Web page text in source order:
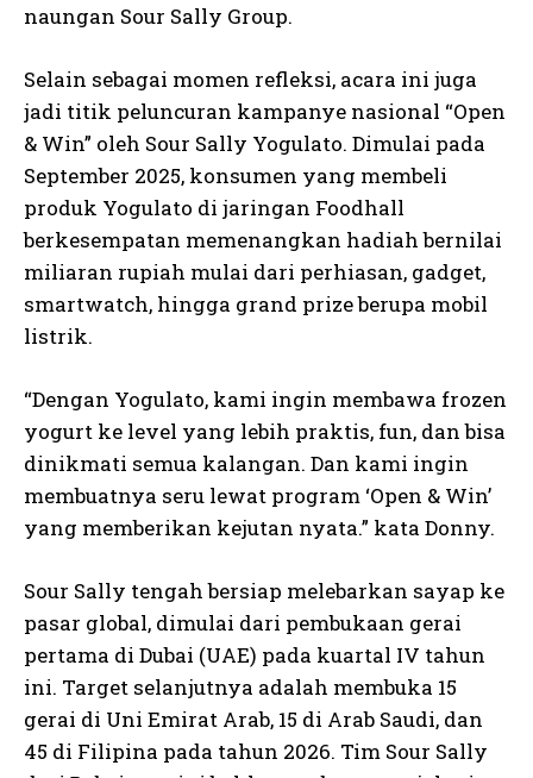
naungan Sour Sally Group.
Selain sebagai momen refleksi, acara ini juga
jadi titik peluncuran kampanye nasional “Open
& Win” oleh Sour Sally Yogulato. Dimulai pada
September 2025, konsumen yang membeli
produk Yogulato di jaringan Foodhall
berkesempatan memenangkan hadiah bernilai
miliaran rupiah mulai dari perhiasan, gadget,
smartwatch, hingga grand prize berupa mobil
listrik.
“Dengan Yogulato, kami ingin membawa frozen
yogurt ke level yang lebih praktis, fun, dan bisa
dinikmati semua kalangan. Dan kami ingin
membuatnya seru lewat program ‘Open & Win’
yang memberikan kejutan nyata.” kata Donny.
Sour Sally tengah bersiap melebarkan sayap ke
pasar global, dimulai dari pembukaan gerai
pertama di Dubai (UAE) pada kuartal IV tahun
ini. Target selanjutnya adalah membuka 15
gerai di Uni Emirat Arab, 15 di Arab Saudi, dan
45 di Filipina pada tahun 2026. Tim Sour Sally